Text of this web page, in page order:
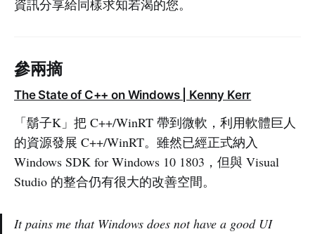
資訊分享給同樣求知若渴的您。
參兩摘
The State of C++ on Windows | Kenny Kerr
「鬍子K」把 C++/WinRT 帶到微軟，利用軟體巨人
的資源發展 C++/WinRT。雖然已經正式納入
Windows SDK for Windows 10 1803，但與 Visual
Studio 的整合仍有很大的改善空間。
It pains me that Windows does not have a good UI